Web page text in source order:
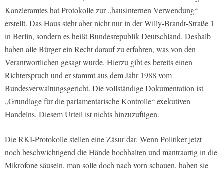
Kanzleramtes hat Protokolle zur „hausinternen Verwendung“
erstellt. Das Haus steht aber nicht nur in der Willy-Brandt-Straße 1
in Berlin, sondern es heißt Bundesrepublik Deutschland. Deshalb
haben alle Bürger ein Recht darauf zu erfahren, was von den
Verantwortlichen gesagt wurde. Hierzu gibt es bereits einen
Richterspruch und er stammt aus dem Jahr 1988 vom
Bundesverwaltungsgericht. Die vollständige Dokumentation ist
„Grundlage für die parlamentarische Kontrolle“ exekutiven
Handelns. Diesem Urteil ist nichts hinzuzufügen.
Die RKI-Protokolle stellen eine Zäsur dar. Wenn Politiker jetzt
noch beschwichtigend die Hände hochhalten und mantraartig in die
Mikrofone säuseln, man solle doch nach vorn schauen, haben sie